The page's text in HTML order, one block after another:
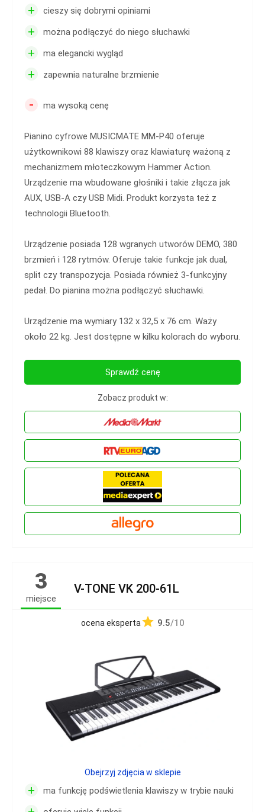
+ cieszy się dobrymi opiniami
+ można podłączyć do niego słuchawki
+ ma elegancki wygląd
+ zapewnia naturalne brzmienie
- ma wysoką cenę
Pianino cyfrowe MUSICMATE MM-P40 oferuje
użytkownikowi 88 klawiszy oraz klawiaturę ważoną z
mechanizmem młoteczkowym Hammer Action.
Urządzenie ma wbudowane głośniki i takie złącza jak
AUX, USB-A czy USB Midi. Produkt korzysta też z
technologii Bluetooth.
Urządzenie posiada 128 wgranych utworów DEMO, 380
brzmień i 128 rytmów. Oferuje takie funkcje jak dual,
split czy transpozycja. Posiada również 3-funkcyjny
pedał. Do pianina można podłączyć słuchawki.
Urządzenie ma wymiary 132 x 32,5 x 76 cm. Waży
około 22 kg. Jest dostępne w kilku kolorach do wyboru.
Sprawdź cenę
Zobacz produkt w:
3
miejsce
V-TONE VK 200-61L
ocena eksperta 9.5/10
+ ma funkcję podświetlenia klawiszy w trybie nauki
Obejrzyj zdjęcia w sklepie